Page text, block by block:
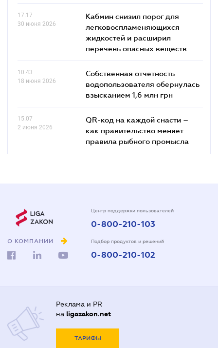
17.17
30 июня 2026
Кабмин снизил порог для
легковоспламеняющихся
жидкостей и расширил
перечень опасных веществ
10.43
18 июня 2026
Собственная отчетность
водопользователя обернулась
взысканием 1,6 млн грн
15.07
2 июня 2026
QR-код на каждой снасти –
как правительство меняет
правила рыбного промысла
О КОМПАНИИ
Центр поддержки пользователей
0-800-210-103
Подбор продуктов и решений
0-800-210-102
Реклама и PR
на ligazakon.net
ТАРИФЫ